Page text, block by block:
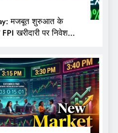
मजबूत शुरुआत के
खरीदारी पर निवेशकों